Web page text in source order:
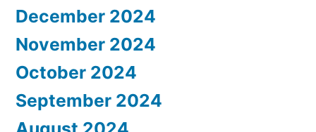
December 2024
November 2024
October 2024
September 2024